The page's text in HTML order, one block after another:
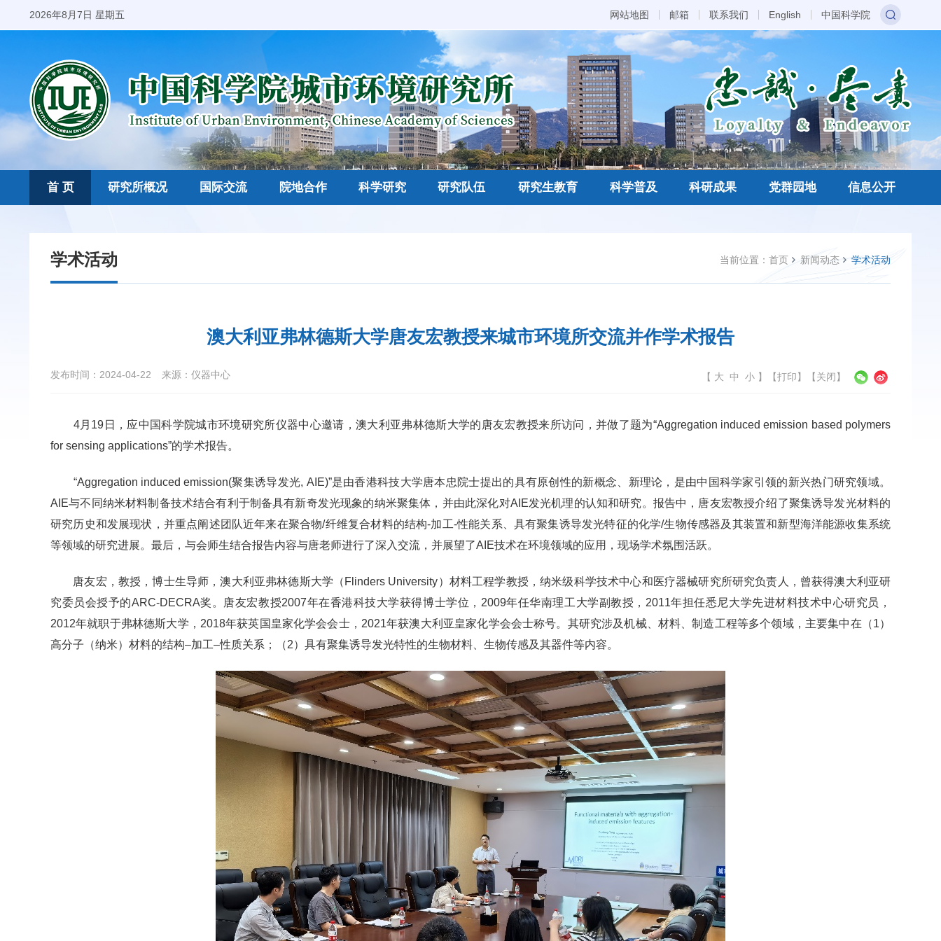
2026年8月7日 星期五 网站地图 邮箱 联系我们 English 中国科学院
首 页 研究所概况 国际交流 院地合作 科学研究 研究队伍 研究生教育 科学普及 科研成果 党群园地 信息公开
当前位置： 首页 新闻动态 学术活动
学术活动
澳大利亚弗林德斯大学唐友宏教授来城市环境所交流并作学术报告
发布时间：2024-04-22 来源：仪器中心 【 大 中 小 】 【打印】【关闭】
4月19日，应中国科学院城市环境研究所仪器中心邀请，澳大利亚弗林德斯大学的唐友宏教授来所访问，并做了题为“Aggregation induced emission based polymers
for sensing applications”的学术报告。
“Aggregation induced emission(聚集诱导发光, AIE)”是由香港科技大学唐本忠院士提出的具有原创性的新概念、新理论，是由中国科学家引领的新兴热门研究领域。
AIE与不同纳米材料制备技术结合有利于制备具有新奇发光现象的纳米聚集体，并由此深化对AIE发光机理的认知和研究。报告中，唐友宏教授介绍了聚集诱导发光材料的
研究历史和发展现状，并重点阐述团队近年来在聚合物/纤维复合材料的结构-加工-性能关系、具有聚集诱导发光特征的化学/生物传感器及其装置和新型海洋能源收集系统
等领域的研究进展。最后，与会师生结合报告内容与唐老师进行了深入交流，并展望了AIE技术在环境领域的应用，现场学术氛围活跃。
唐友宏，教授，博士生导师，澳大利亚弗林德斯大学（Flinders University）材料工程学教授，纳米级科学技术中心和医疗器械研究所研究负责人，曾获得澳大利亚研
究委员会授予的ARC-DECRA奖。唐友宏教授2007年在香港科技大学获得博士学位，2009年任华南理工大学副教授，2011年担任悉尼大学先进材料技术中心研究员，
2012年就职于弗林德斯大学，2018年获英国皇家化学会会士，2021年获澳大利亚皇家化学会会士称号。其研究涉及机械、材料、制造工程等多个领域，主要集中在（1）
高分子（纳米）材料的结构–加工–性质关系；（2）具有聚集诱导发光特性的生物材料、生物传感及其器件等内容。